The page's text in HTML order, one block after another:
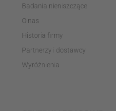
Badania nieniszczące
O nas
Historia firmy
Partnerzy i dostawcy
Wyróżnienia